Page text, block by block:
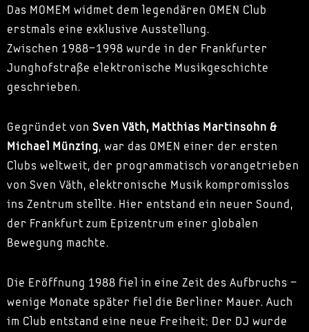
Das MOMEM widmet dem legendären OMEN Club
erstmals eine exklusive Ausstellung.
Zwischen 1988–1998 wurde in der Frankfurter
Junghofstraße elektronische Musikgeschichte
geschrieben.
Gegründet von Sven Väth, Matthias Martinsohn &
Michael Münzing, war das OMEN einer der ersten
Clubs weltweit, der programmatisch vorangetrieben
von Sven Väth, elektronische Musik kompromisslos
ins Zentrum stellte. Hier entstand ein neuer Sound,
der Frankfurt zum Epizentrum einer globalen
Bewegung machte.
Die Eröffnung 1988 fiel in eine Zeit des Aufbruchs –
wenige Monate später fiel die Berliner Mauer. Auch
im Club entstand eine neue Freiheit: Der DJ wurde